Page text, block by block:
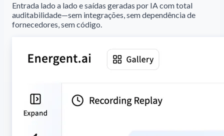
Entrada lado a lado e saídas geradas por IA com total
auditabilidade—sem integrações, sem dependência de
fornecedores, sem código.